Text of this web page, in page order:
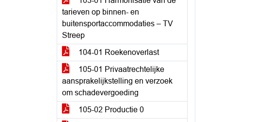
tarieven op binnen- en
buitensportaccommodaties – TV
Streep
104-01 Roekenoverlast
105-01 Privaatrechtelijke
aansprakelijkstelling en verzoek
om schadevergoeding
105-02 Productie 0